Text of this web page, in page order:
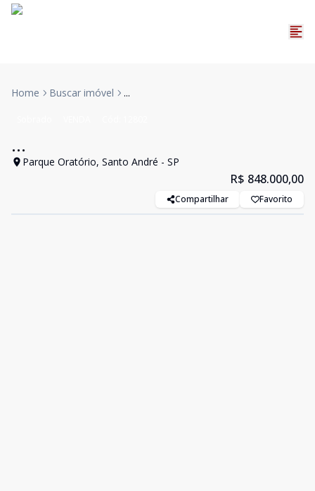
Home Buscar imóvel ...
...
Parque Oratório, Santo André - SP
R$ 848.000,00
Compartilhar Favorito